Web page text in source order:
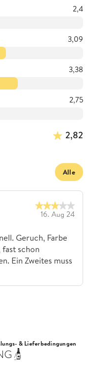
2,4
3,09
3,38
2,75
2,82
Alle
16. Aug 24
Geruch, Farbe
fast schon
Ein Zweites muss
& Lieferbedingungen